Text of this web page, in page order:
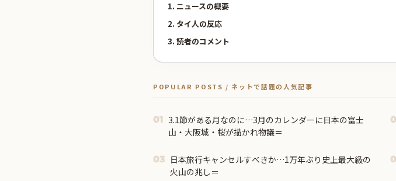
1. ニュースの概要
2. タイ人の反応
3. 読者のコメント
POPULAR POSTS / ネットで話題の人気記事
01 3.1節がある月なのに…3月のカレンダーに日本の富士
山・大阪城・桜が描かれ物議＝
03
日本旅行キャンセルすべきか…1万年ぶり史上最大級の
火山の兆し＝